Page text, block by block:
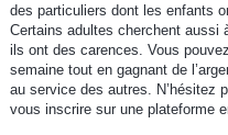
des particuliers dont les enfants
Certains adultes cherchent aussi
ils ont des carences. Vous
semaine tout en gagnant de
au service des autres. N’hésitez
vous inscrire sur une plateforme